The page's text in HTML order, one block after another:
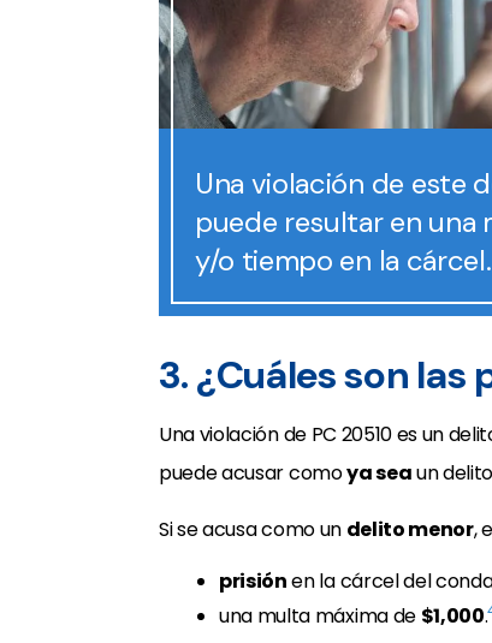
Una violación de este
puede resultar en una
y/o tiempo en la cárcel.
3. ¿Cuáles son las
Una violación de PC 20510 es un
puede acusar comoya seaun
Si se acusa como un delito menor,
prisiónen la cárcel del
una multa máxima de $1,000.